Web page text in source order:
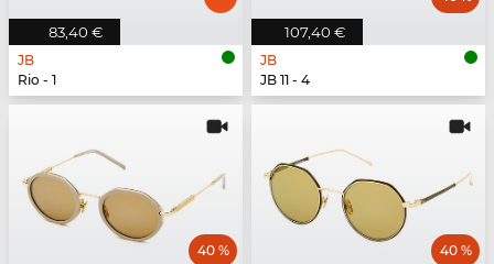
83,40 €
JB
Rio - 1
107,40 €
JB
JB 11 - 4
40 % 40 %